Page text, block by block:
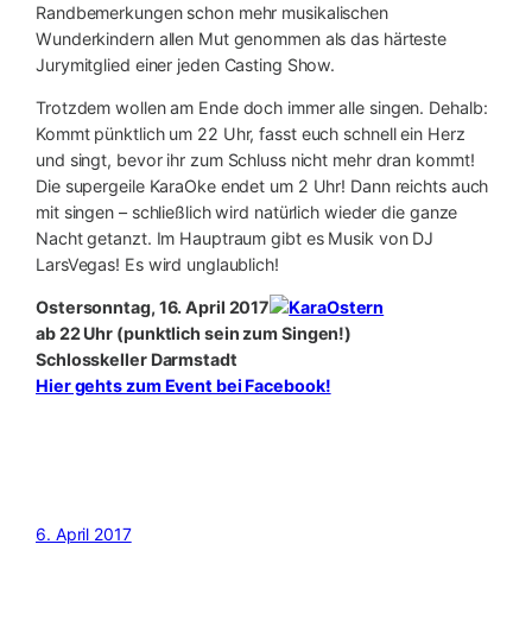
Randbemerkungen schon mehr musikalischen
Wunderkindern allen Mut genommen als das härteste
Jurymitglied einer jeden Casting Show.
Trotzdem wollen am Ende doch immer alle singen. Dehalb:
Kommt pünktlich um 22 Uhr, fasst euch schnell ein Herz
und singt, bevor ihr zum Schluss nicht mehr dran kommt!
Die supergeile KaraOke endet um 2 Uhr! Dann reichts auch
mit singen – schließlich wird natürlich wieder die ganze
Nacht getanzt. Im Hauptraum gibt es Musik von DJ
LarsVegas! Es wird unglaublich!
Ostersonntag, 16. April 2017
ab 22 Uhr (punktlich sein zum Singen!)
Schlosskeller Darmstadt
Hier gehts zum Event bei Facebook!
6. April 2017